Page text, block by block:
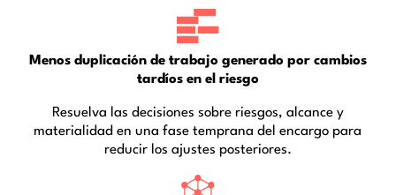
Menos duplicación de trabajo generado por cambios
tardíos en el riesgo
Resuelva las decisiones sobre riesgos, alcance y
materialidad en una fase temprana del encargo para
reducir los ajustes posteriores.